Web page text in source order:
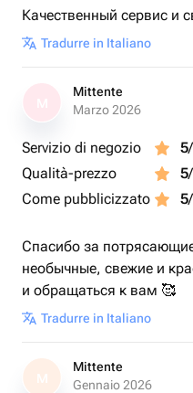
Качественный сервис и
Tradurre in Italiano
Mittente
Marzo 2026
Servizio di negozio 5
Qualità-prezzo
5
Come pubblicizzato
5
Спасибо за
необычные, свежие и
и обращаться к вам 🥰
Tradurre in Italiano
M
Mittente
Gennaio 2026